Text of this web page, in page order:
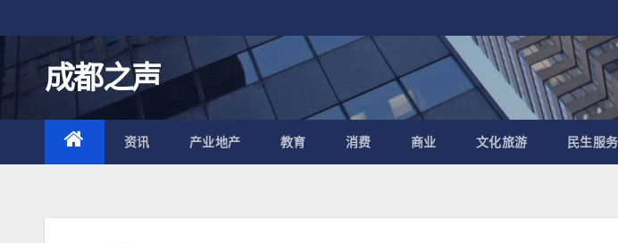
至
内
容
成都之声
资讯 产业地产 教育 消费 商业 文化旅游 民生服务